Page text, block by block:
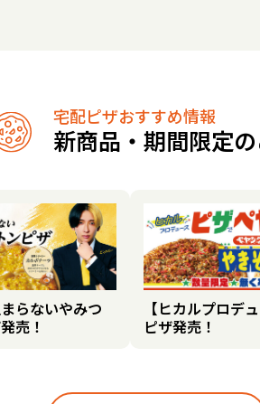
宅配ピザおすすめ情報
新商品・期間限定
らないやみつ
売！
【ヒカルプロデ
ピザ発売！